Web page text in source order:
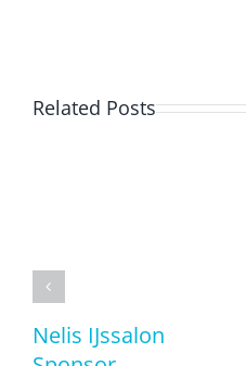
Related Posts
Nelis IJssalon